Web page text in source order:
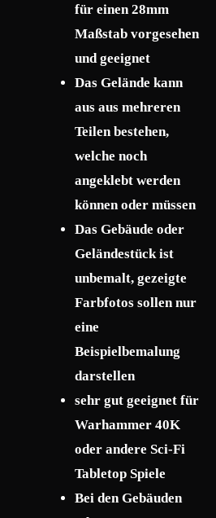
für einen 28mm
Maßstab vorgesehen
und geeignet
Das Gelände kann
aus aus mehreren
Teilen bestehen,
welche noch
angeklebt werden
können oder müssen
Das Gebäude oder
Geländestück ist
unbemalt, gezeigte
Farbfotos sollen nur
eine
Beispielbemalung
darstellen
sehr gut geeignet für
Warhammer 40K
oder andere Sci-Fi
Tabletop Spiele
Bei den Gebäuden